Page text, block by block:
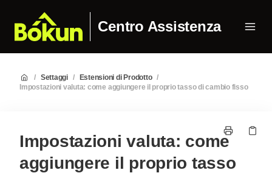
Centro Assistenza
/ Settaggi / Estensioni di Prodotto /
Impostazioni valuta: come aggiungere il proprio tasso di cambio fisso
Impostazioni valuta: come
aggiungere il proprio tasso